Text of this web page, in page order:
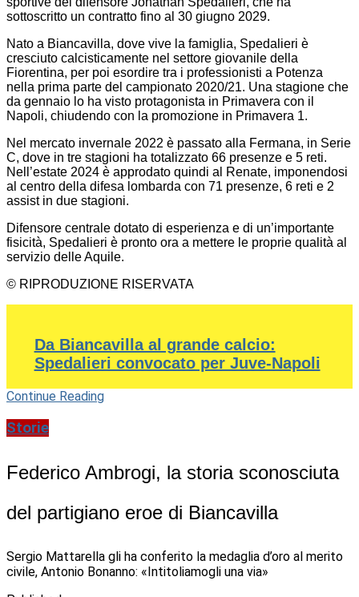
sottoscritto un contratto fino al 30 giugno 2029.
Nato a Biancavilla, dove vive la famiglia, Spedalieri è
cresciuto calcisticamente nel settore giovanile della
Fiorentina, per poi esordire tra i professionisti a Potenza
nella prima parte del campionato 2020/21. Una stagione che
da gennaio lo ha visto protagonista in Primavera con il
Napoli, chiudendo con la promozione in Primavera 1.
Nel mercato invernale 2022 è passato alla Fermana, in Serie
C, dove in tre stagioni ha totalizzato 66 presenze e 5 reti.
Nell’estate 2024 è approdato quindi al Renate, imponendosi
al centro della difesa lombarda con 71 presenze, 6 reti e 2
assist in due stagioni.
Difensore centrale dotato di esperienza e di un’importante
fisicità, Spedalieri è pronto ora a mettere le proprie qualità al
servizio delle Aquile.
© RIPRODUZIONE RISERVATA
Da Biancavilla al grande calcio:
Spedalieri convocato per Juve-Napoli
Continue Reading
Storie
Federico Ambrogi, la storia sconosciuta
del partigiano eroe di Biancavilla
Sergio Mattarella gli ha conferito la medaglia d’oro al merito
civile, Antonio Bonanno: «Intitoliamogli una via»